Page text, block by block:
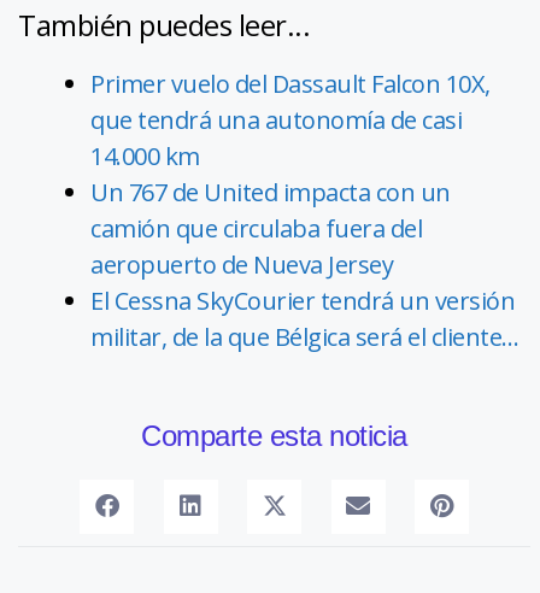
También puedes leer...
Primer vuelo del Dassault Falcon 10X,
que tendrá una autonomía de casi
14.000 km
Un 767 de United impacta con un
camión que circulaba fuera del
aeropuerto de Nueva Jersey
El Cessna SkyCourier tendrá un versión
militar, de la que Bélgica será el cliente…
Comparte esta noticia